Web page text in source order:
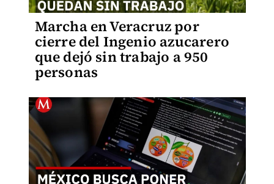
Marcha en Veracruz por
cierre del Ingenio azucarero
que dejó sin trabajo a 950
personas